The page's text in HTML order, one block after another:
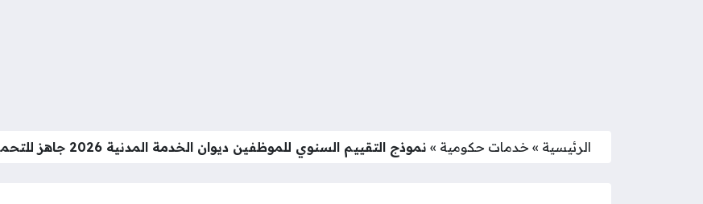
الرئيسية » خدمات حكومية » نموذج التقييم السنوي للموظفين ديوان الخدمة المدنية 2026 جاهز للتحميل